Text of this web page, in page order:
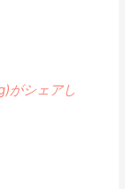
がシェアし